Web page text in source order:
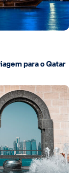
para o Qatar